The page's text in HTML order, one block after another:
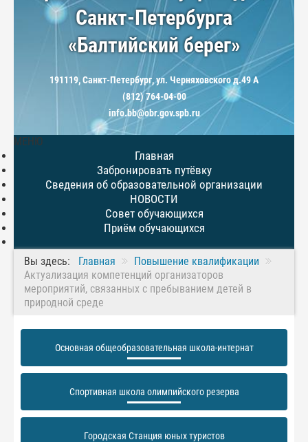
Санкт-Петербурга
«Балтийский берег»
191119, Санкт-Петербург, ул. Черняховского д.49 А
(812) 764-04-00
info.bb@obr.gov.spb.ru
МЕНЮ
Главная
Забронировать путёвку
Сведения об образовательной организации
НОВОСТИ
Совет обучающихся
Приём обучающихся
Вы здесь: Главная
Повышение квалификации
Актуализация компетенций организаторов
мероприятий, связанных с пребыванием детей в
природной среде
Основная общеобразовательная школа-интернат
Спортивная школа олимпийского резерва
Городская Станция юных туристов